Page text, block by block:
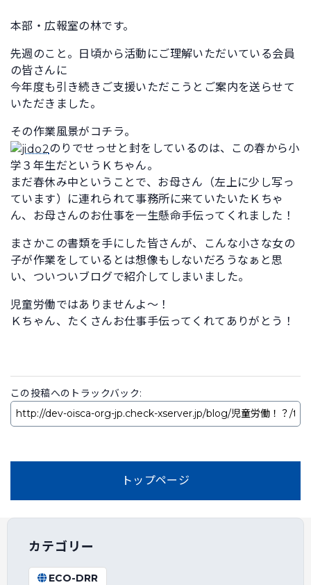
本部・広報室の林です。
先週のこと。日頃から活動にご理解いただいている会員
の皆さんに
今年度も引き続きご支援いただこうとご案内を送らせて
いただきました。
その作業風景がコチラ。
のりでせっせと封をしているのは、この春から小
学３年生だというＫちゃん。
まだ春休み中ということで、お母さん（左上に少し写っ
ています）に連れられて事務所に来ていたいたＫちゃ
ん、お母さんのお仕事を一生懸命手伝ってくれました！
まさかこの書類を手にした皆さんが、こんな小さな女の
子が作業をしているとは想像もしないだろうなぁと思
い、ついついブログで紹介してしまいました。
児童労働ではありませんよ～！
Ｋちゃん、たくさんお仕事手伝ってくれてありがとう！
この投稿へのトラックバック:
トップページ
カテゴリー
ECO-DRR